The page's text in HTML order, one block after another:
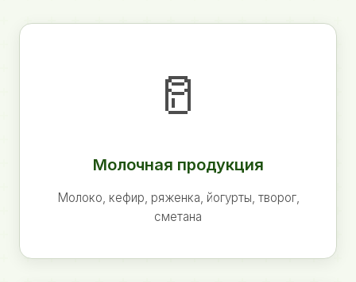
🥛
Молочная продукция
Молоко, кефир, ряженка, йогурты, творог,
сметана